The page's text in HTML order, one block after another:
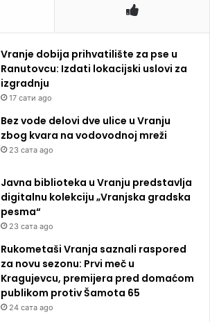
Vranje dobija prihvatilište za pse u
Ranutovcu: Izdati lokacijski uslovi za
izgradnju
17 сати ago
Bez vode delovi dve ulice u Vranju
zbog kvara na vodovodnoj mreži
23 сата ago
Javna biblioteka u Vranju predstavlja
digitalnu kolekciju „Vranjska gradska
pesma“
23 сата ago
Rukometaši Vranja saznali raspored
za novu sezonu: Prvi meč u
Kragujevcu, premijera pred domaćom
publikom protiv Šamota 65
24 сата ago